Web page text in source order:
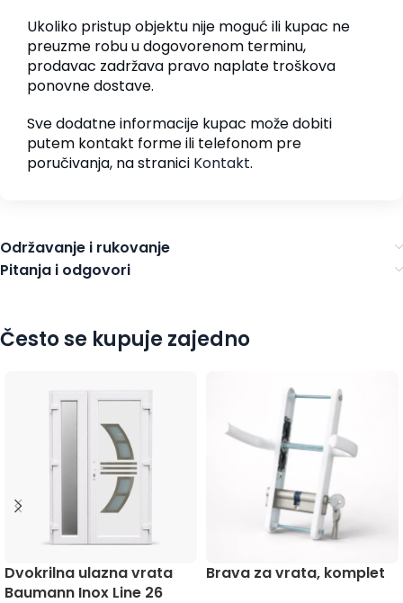
Ukoliko pristup objektu nije moguć ili kupac ne
preuzme robu u dogovorenom terminu,
prodavac zadržava pravo naplate troškova
ponovne dostave.
Sve dodatne informacije kupac može dobiti
putem kontakt forme ili telefonom pre
poručivanja, na stranici Kontakt.
Održavanje i rukovanje
Pitanja i odgovori
Često se kupuje zajedno
Dvokrilna ulazna vrata
Baumann Inox Line 26
Brava za vrata, komplet